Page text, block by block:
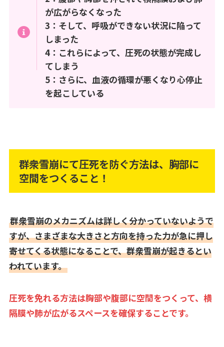
が広がらなくなった
3：そして、呼吸ができない状況に陥って
しまった
4：これらによって、圧死の状態が完成し
てしまう
5：さらに、血液の循環が悪くなり心停止
を起こしている
群衆雪崩にて圧死を防ぐ方法は、胸部に
空間をつくること！
群衆雪崩のメカニズムは詳しく分かっていないようで
すが、さまざまな大きさと方向を持った力が急に押し
寄せてくる状態になることで、群衆雪崩が起きるとい
われています。
圧死を免れる方法は胸部や腹部に空間をつくって、横
隔膜や肺が広がるスペースを確保することです。